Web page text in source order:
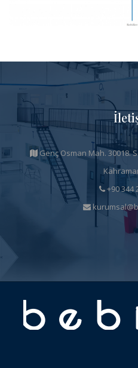
Genç Osman Mah. 30018.
+90 344